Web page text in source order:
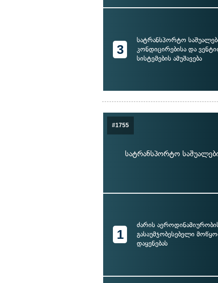
3
სატრანსპორტო
კონდიცირებისა და
სისტემების ამუშავება
#1755
სატრანსპორტო
1
ძარის
გასაუმჯობესებელი
დაყენებას